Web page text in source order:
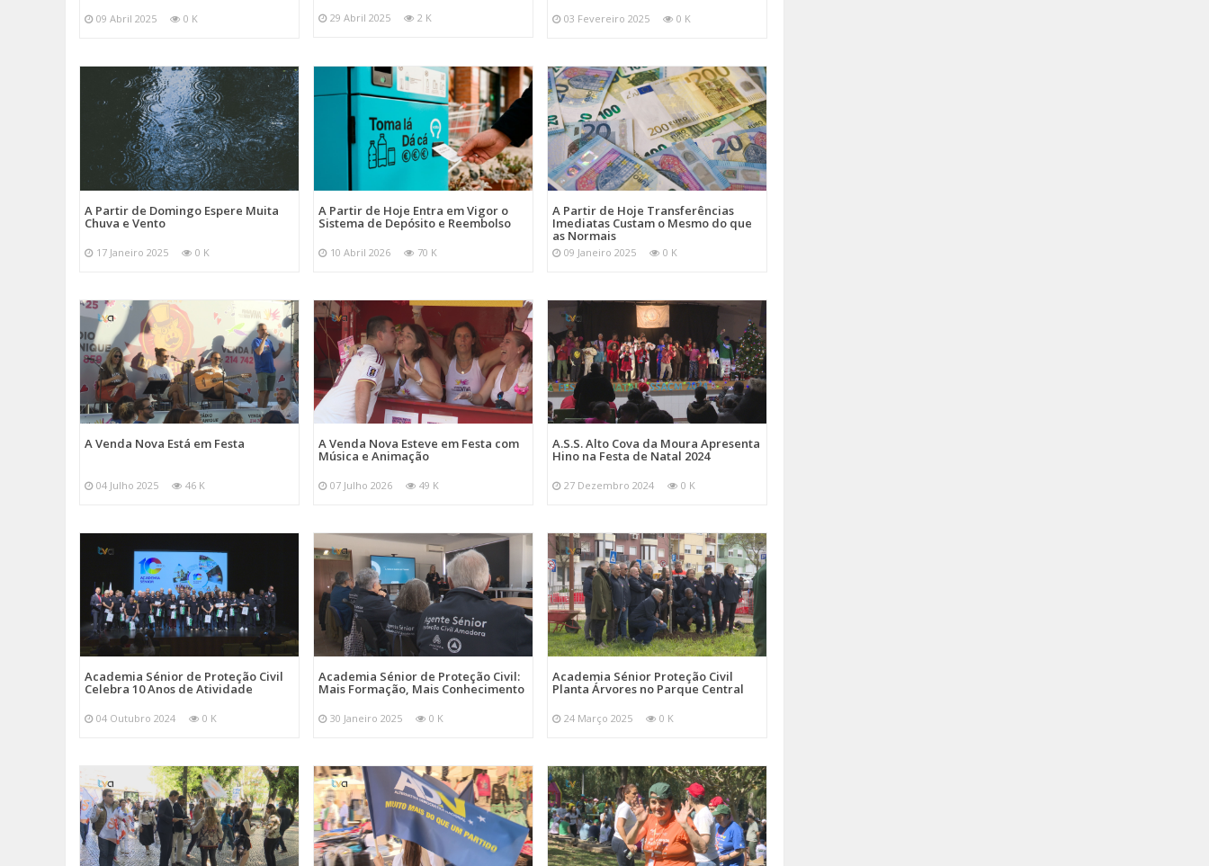
09 Abril 2025 0 K 29 Abril 2025 2 K 03 Fevereiro 2025 0 K
A Partir de Domingo Espere Muita
Chuva e Vento
17 Janeiro 2025 0 K
A Partir de Hoje Entra em Vigor o
Sistema de Depósito e Reembolso
10 Abril 2026 70 K
A Partir de Hoje Transferências
Imediatas Custam o Mesmo do que
as Normais
09 Janeiro 2025 0 K
A Venda Nova Está em Festa
04 Julho 2025 46 K
A Venda Nova Esteve em Festa com
Música e Animação
07 Julho 2026 49 K
A.S.S. Alto Cova da Moura Apresenta
Hino na Festa de Natal 2024
27 Dezembro 2024 0 K
Academia Sénior de Proteção Civil
Celebra 10 Anos de Atividade
04 Outubro 2024 0 K
Academia Sénior de Proteção Civil:
Mais Formação, Mais Conhecimento
30 Janeiro 2025 0 K
Academia Sénior Proteção Civil
Planta Árvores no Parque Central
24 Março 2025 0 K